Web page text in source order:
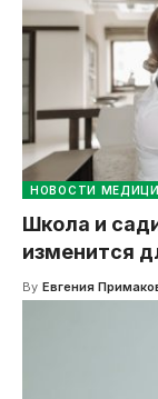
НОВОСТИ
Школа и
изменится
By Евгения